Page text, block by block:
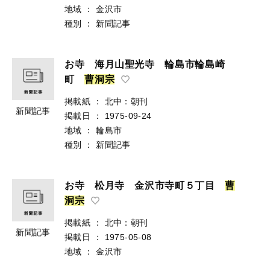
地域
：
金沢市
種別
： 新聞記事
新聞記事
お寺 海月山聖光寺 輪島市輪島崎
町曹洞 宗
掲載紙 ：
北中：朝刊
掲載日
：
1975-09-24
地域
：
輪島市
種別
： 新聞記事
新聞記事
お寺 松月寺 金沢市寺町５丁目曹
洞 宗
掲載紙 ：
北中：朝刊
掲載日
：
1975-05-08
地域
：
金沢市